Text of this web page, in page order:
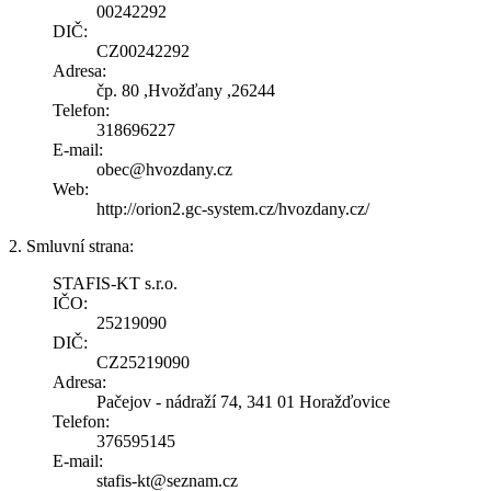
00242292
DIČ:
CZ00242292
Adresa:
čp. 80 ,Hvožďany ,26244
Telefon:
318696227
E-mail:
obec@hvozdany.cz
Web:
http://orion2.gc-system.cz/hvozdany.cz/
2. Smluvní strana:
STAFIS-KT s.r.o.
IČO:
25219090
DIČ:
CZ25219090
Adresa:
Pačejov - nádraží 74, 341 01 Horažďovice
Telefon:
376595145
E-mail:
stafis-kt@seznam.cz